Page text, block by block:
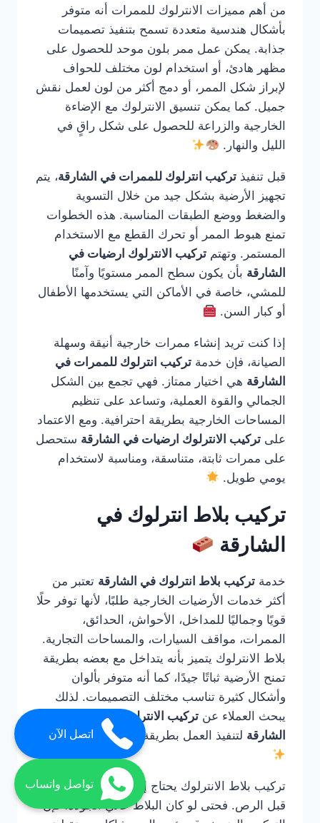
من أهم مميزات الانترلوك للممرات أنه متوفر
بأشكال هندسية متعددة تسمح بتنفيذ تصميمات
جذابة. يمكن عمل ممر بلون موحد للحصول على
مظهر هادئ، أو استخدام لون مختلف للحواف
لإبراز شكل الممر، أو دمج أكثر من لون لعمل نقش
جميل. كما يمكن تنسيق الانترلوك مع الإضاءة
الخارجية والزراعة للحصول على شكل راقٍ في
الليل والنهار.
قبل تنفيذ تركيب انترلوك للممرات في الشارقة، يتم
تجهيز الأرضية بشكل جيد من خلال التسوية
والضغط ووضع الطبقات المناسبة. هذه الخطوات
تمنع هبوط الممر أو تحرك القطع مع الاستخدام
المستمر. وتهتم تركيب الانترلوك ارضيات في
الشارقة بأن يكون سطح الممر مستويًا وآمنًا
للمشي، خاصة في الأماكن التي يستخدمها الأطفال
أو كبار السن.
إذا كنت تريد إنشاء ممرات خارجية أنيقة وسهلة
الصيانة، فإن خدمة تركيب انترلوك للممرات في
الشارقة هي اختيار ممتاز. فهي تجمع بين الشكل
الجمالي والقوة العملية، وتساعد على تنظيم
المساحات الخارجية بطريقة احترافية. ومع الاعتماد
على تركيب الانترلوك ارضيات في الشارقة ستحصل
على ممرات ثابتة، متناسقة، ومناسبة لاستخدام
يومي طويل.
تركيب بلاط انترلوك في
الشارقة
خدمة تركيب بلاط انترلوك في الشارقة تعتبر من
أكثر خدمات الأرضيات الخارجية طلبًا، لأنها توفر حلًا
قويًا وجماليًا للمداخل، الأحواش، الحدائق،
الممرات، مواقف السيارات، والمساحات التجارية.
بلاط الانترلوك يتميز بأنه يتداخل مع بعضه بطريقة
تمنح الأرضية ثباتًا جيدًا، كما أنه متوفر بألوان
وأشكال كثيرة تناسب مختلف التصميمات. لذلك
يبحث العملاء عن تركيب الانترلوك ارضيات في
الشارقة لتنفيذ العمل بطريقة صحيحة واحترافية.
تركيب بلاط الانترلوك يحتاج إلى خبرة في التأسيس
قبل الرص. فحتى لو كان البلاط عالي الجودة، فإن
اتصل الآن
تواصل واتساب